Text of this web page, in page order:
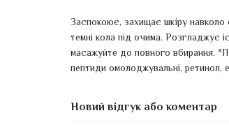
Заспокоює, захищає шкіру навколо
темні кола під очима. Розгладжує
масажуйте до повного вбирання.
пептиди омолоджувальні, ретинол,
Новий відгук або коментар